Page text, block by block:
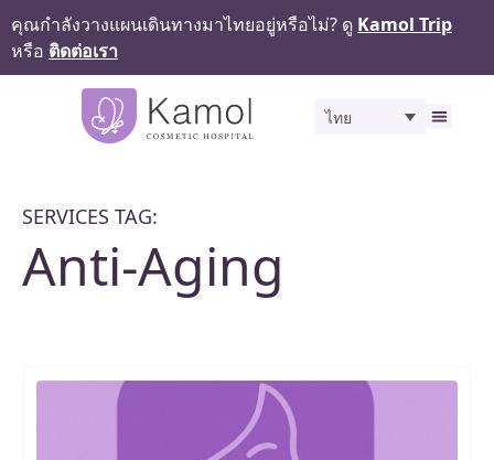
คุณกำลังวางแผนเดินทางมาไทยอยู่หรือไม่? ดู Kamol Trip
หรือ ติดต่อเรา
ไทย
SERVICES TAG:
Anti-Aging